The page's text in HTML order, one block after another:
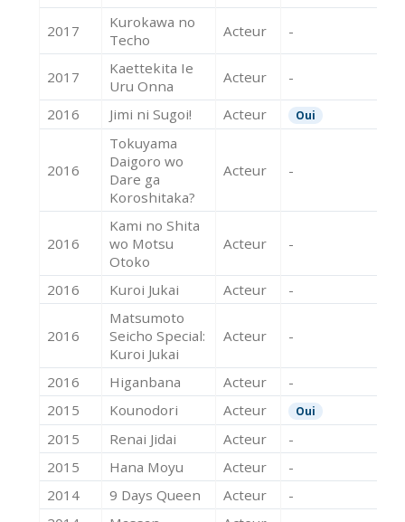
2017
Kurokawa no
Techo
Acteur -
2017
Kaettekita Ie
Uru Onna
Acteur -
2016 Jimi ni Sugoi! Acteur Oui
2016
Tokuyama
Daigoro wo
Dare ga
Koroshitaka?
Acteur -
2016
Kami no Shita
wo Motsu
Otoko
Acteur -
2016 Kuroi Jukai Acteur -
2016
Matsumoto
Seicho Special:
Kuroi Jukai
Acteur -
2016 Higanbana Acteur
-
2015
Kounodori Acteur Oui
2015 Renai Jidai Acteur
-
2015
Hana Moyu Acteur
-
2014
9 Days Queen Acteur
-